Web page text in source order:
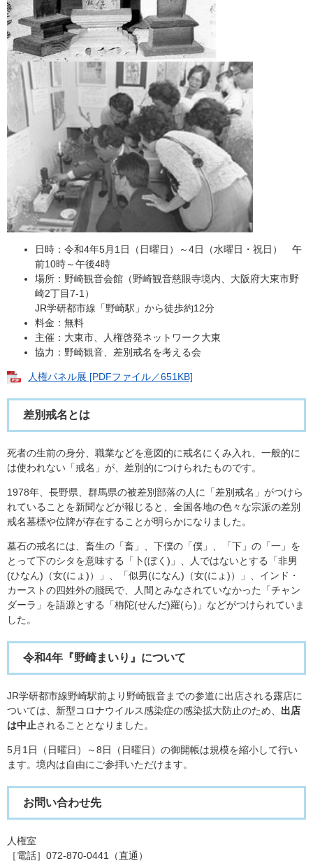
日時：令和4年5月1日（日曜日）～4日（水曜日・祝日） 午
前10時～午後4時
場所：野崎観音会館（野崎観音慈眼寺境内、大阪府大東市野
崎2丁目7-1）
JR学研都市線「野崎駅」から徒歩約12分
料金：無料
主催：大東市、人権啓発ネットワーク大東
協力：野崎観音、差別戒名を考える会
人権パネル展 [PDFファイル／651KB]
差別戒名とは
死者の生前の身分、職業などを意図的に戒名にくみ入れ、一般的に
は使われない「戒名」が、差別的につけられたものです。
1978年、長野県、群馬県の被差別部落の人に「差別戒名」がつけら
れていることを新聞などが報じると、全国各地の色々な宗派の差別
戒名墓標や位牌が存在することが明らかになりました。
墓石の戒名には、畜生の「畜」、下僕の「僕」、「下」の「一」を
とって下のシタを意味する「卜(ぼく)」、人ではないとする「非男
(ひなん)（女(にょ)）」、「似男(になん)（女(にょ)）」、インド・
カーストの四姓外の賤民で、人間とみなされていなかった「チャン
ダーラ」を語源とする「栴陀(せんだ)羅(ら)」などがつけられていま
した。
令和4年『野崎まいり』について
JR学研都市線野崎駅前より野崎観音までの参道に出店される露店に
ついては、新型コロナウイルス感染症の感染拡大防止のため、 出店
は中止されることとなりました。
5月1日（日曜日）～8日（日曜日）の御開帳は規模を縮小して行い
ます。境内は自由にご参拝いただけます。
お問い合わせ先
人権室
［電話］072-870-0441（直通）